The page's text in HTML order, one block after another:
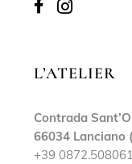
L’ATELIER
Contrada
66034 Lanciano
+39 0872.508061